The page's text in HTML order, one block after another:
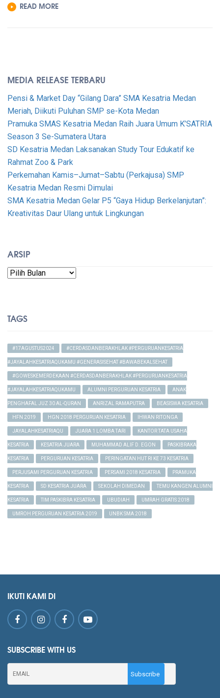
READ MORE
MEDIA RELEASE TERBARU
Pensi & Market Day “Gilang Dara” SMA Kesatria Medan
Meriah, Diikuti Puluhan SMP se-Kota Medan
Pramuka SMAS Kesatria Medan Raih Juara Umum K’SATRIA
Season 3 Se-Sumatera Utara
SD Kesatria Medan Laksanakan Study Tour Edukatif ke
Rahmat Zoo & Park
Perkemahan Kamis–Jumat–Sabtu (Perkajusa) SMP
Kesatria Medan Resmi Dimulai
SMA Kesatria Medan Gelar P5 “Gaya Hidup Berkelanjutan”:
Kreativitas Daur Ulang untuk Lingkungan
ARSIP
Arsip
TAGS
#17AGUSTUS2024 #CERDASDANBERAKHLAK #PERGURUANKESATRIA
#JAYALAHKESATRIAQUKAMU #GENERASISEHAT #BAWABEKALSEHAT
#GOWESKEMERDEKAAN #CERDASDANBERAKHLAK #PERGURUANKESATRIA
#JAYALAHKESATRIAQUKAMU ALUMNI PERGURUAN KESATRIA ANAK
PENGHAFAL JUZ 30 AL-QURAN ANRIZAL RAMAPUTRA BEASISWA KESATRIA
HFN 2019 HGN 2018 PERGURUAN KESATRIA IHWAN RITONGA
JAYALAHKESATRIAQU JUARA 1 LOMBA TARI KANTOR TATA USAHA
KESATRIA KESATRIA JUARA MUHAMMAD ALIF D. EGON PASKIBRAKA
KESATRIA PERGURUAN KESATRIA PERINGATAN HUT RI KE 73 KESATRIA
PERJUSAMI PERGURUAN KESATRIA PERSAMI 2018 KESATRIA PRAMUKA
KESATRIA SD KESATRIA JUARA SEKOLAH DIMEDAN TEMU KANGEN ALUMNI
KESATRIA TIM PASKIBRA KESATRIA UBUDIAH UMRAH GRATIS 2018
UMROH PERGURUAN KESATRIA 2019 UNBK SMA 2018
IKUTI KAMI DI
SUBSCRIBE WITH US